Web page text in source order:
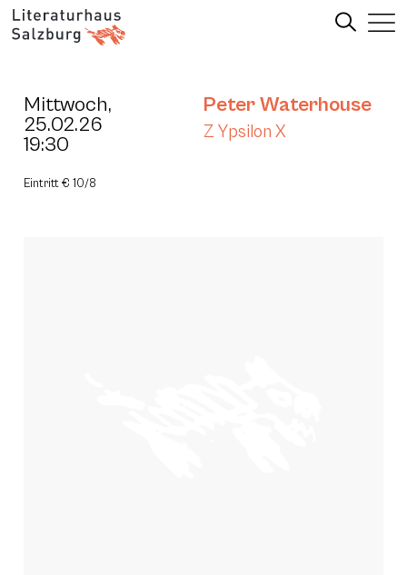
Mittwoch,
25.02.26
19:30
Peter Waterhouse
Z Ypsilon X
Eintritt € 10/8